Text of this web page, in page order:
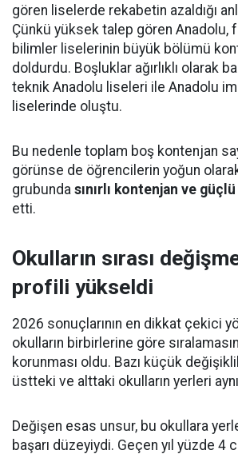
gören liselerde rekabetin azaldığı
Çünkü yüksek talep gören Anadolu,
bilimler liselerinin büyük bölümü
doldurdu. Boşluklar ağırlıklı olarak
teknik Anadolu liseleri ile Anadolu
liselerinde oluştu.
Bu nedenle toplam boş kontenjan
görünse de öğrencilerin yoğun
grubunda sınırlı kontenjan ve
etti.
Okulların sırası
profili yükseldi
2026 sonuçlarının en dikkat çekici
okulların birbirlerine göre
korunması oldu. Bazı küçük
üstteki ve alttaki okulların yerleri aynı
Değişen esas unsur, bu okullara
başarı düzeyiydi. Geçen yıl yüzde 4